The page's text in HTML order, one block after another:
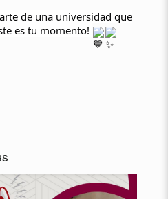
de una universidad que
es tu momento!